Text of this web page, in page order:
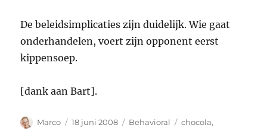
De beleidsimplicaties zijn duidelijk. Wie gaat
onderhandelen, voert zijn opponent eerst
kippensoep.
[dank aan Bart].
Auteur
Marco
Geplaatst
18 juni 2008 Categorieën
Behavioral Tags
chocola,